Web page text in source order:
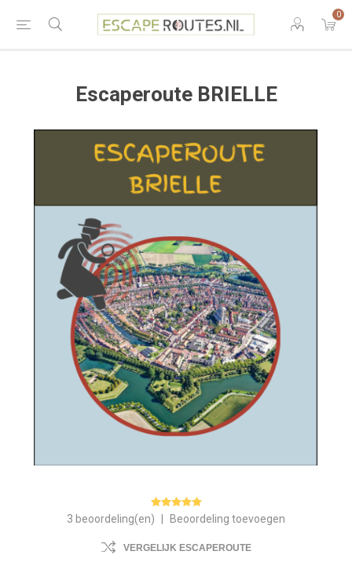
0
Escaperoute BRIELLE
3 beoordeling(en) Beoordeling toevoegen
VERGELIJK ESCAPEROUTE